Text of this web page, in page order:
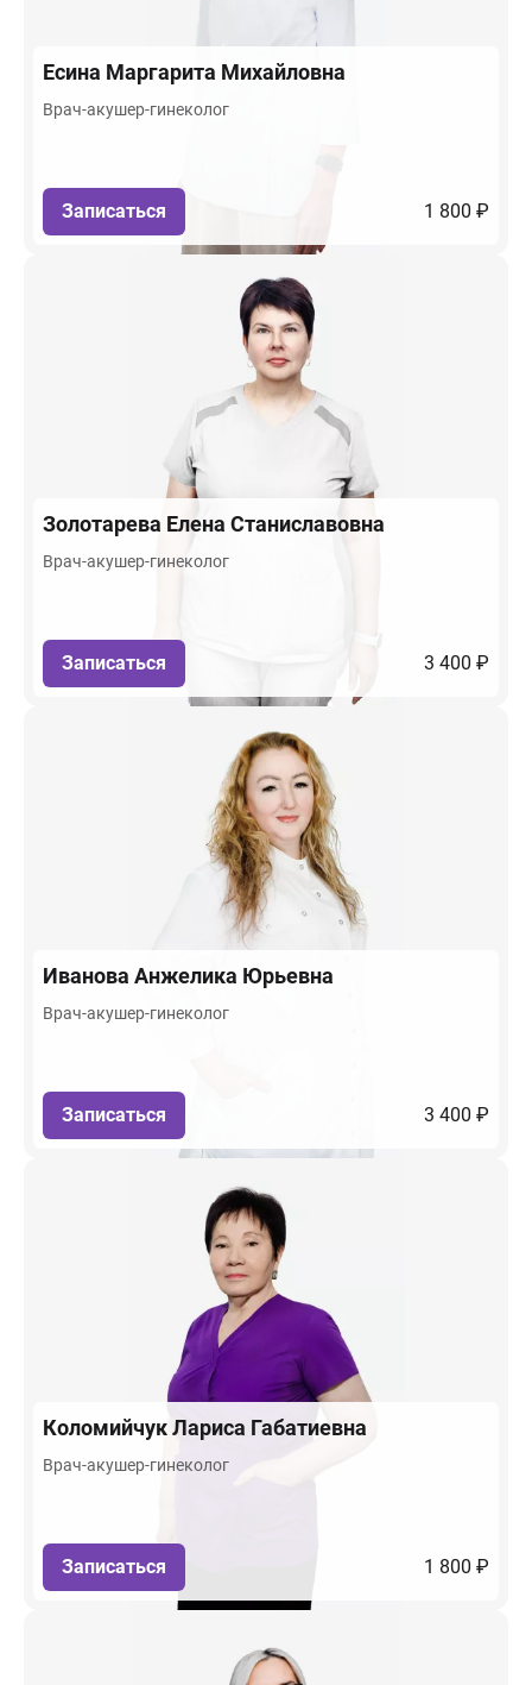
Есина Маргарита Михайловна
Врач-акушер-гинеколог
Записаться 1 800 ₽
Золотарева Елена Станиславовна
Врач-акушер-гинеколог
Записаться 3 400 ₽
Иванова Анжелика Юрьевна
Врач-акушер-гинеколог
Записаться 3 400 ₽
КоломийчукЛариса Габатиевна
Врач-акушер-гинеколог
Записаться 1 800 ₽